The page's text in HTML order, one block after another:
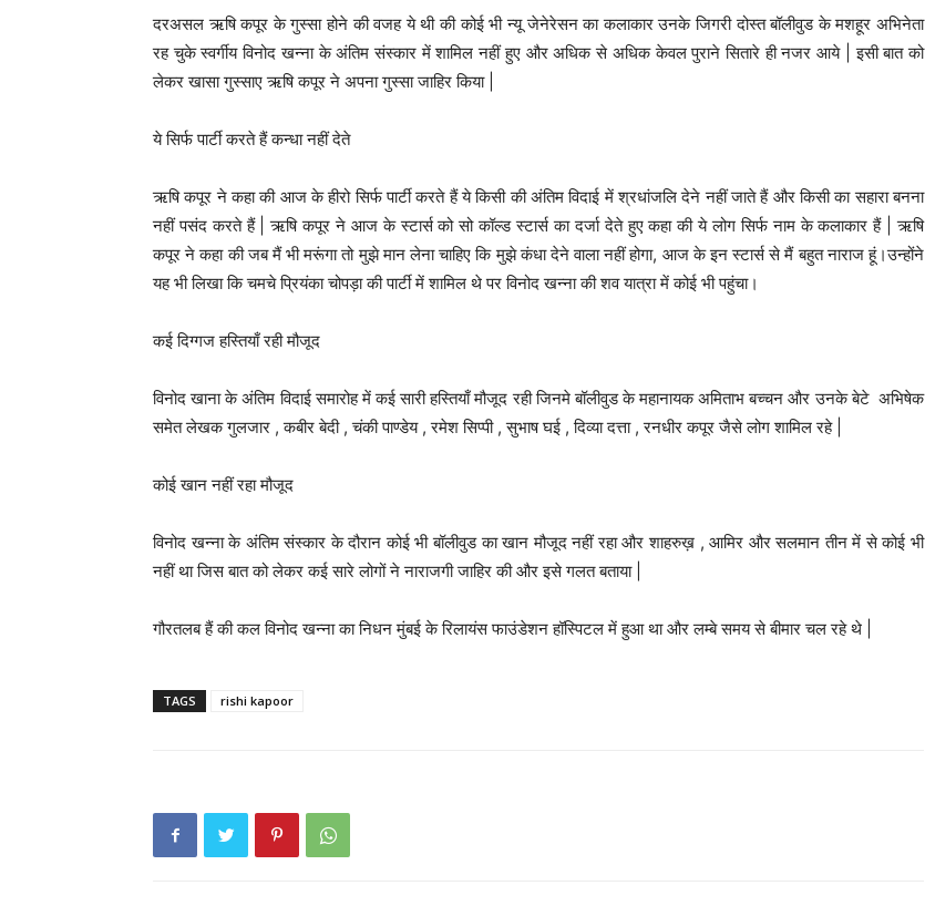
दरअसल ऋषि कपूर के गुस्सा होने की वजह ये थी की कोई भी न्यू जेनेरेसन का कलाकार उनके जिगरी दोस्त बॉलीवुड के मशहूर अभिनेता
रह चुके स्वर्गीय विनोद खन्ना के अंतिम संस्कार में शामिल नहीं हुए और अधिक से अधिक केवल पुराने सितारे ही नजर आये | इसी बात को
लेकर खासा गुस्साए ऋषि कपूर ने अपना गुस्सा जाहिर किया |
ये सिर्फ पार्टी करते हैं कन्धा नहीं देते
ऋषि कपूर ने कहा की आज के हीरो सिर्फ पार्टी करते हैं ये किसी की अंतिम विदाई में श्रधांजलि देने नहीं जाते हैं और किसी का सहारा बनना
नहीं पसंद करते हैं | ऋषि कपूर ने आज के स्टार्स को सो कॉल्ड स्टार्स का दर्जा देते हुए कहा की ये लोग सिर्फ नाम के कलाकार हैं | ऋषि
कपूर ने कहा की जब मैं भी मरूंगा तो मुझे मान लेना चाहिए कि मुझे कंधा देने वाला नहीं होगा, आज के इन स्टार्स से मैं बहुत नाराज हूं।उन्होंने
यह भी लिखा कि चमचे प्रियंका चोपड़ा की पार्टी में शामिल थे पर विनोद खन्ना की शव यात्रा में कोई भी पहुंचा।
कई दिग्गज हस्तियाँ रही मौजूद
विनोद खाना के अंतिम विदाई समारोह में कई सारी हस्तियाँ मौजूद रही जिनमे बॉलीवुड के महानायक अमिताभ बच्चन और उनके बेटे अभिषेक
समेत लेखक गुलजार , कबीर बेदी , चंकी पाण्डेय , रमेश सिप्पी , सुभाष घई , दिव्या दत्ता , रनधीर कपूर जैसे लोग शामिल रहे |
कोई खान नहीं रहा मौजूद
विनोद खन्ना के अंतिम संस्कार के दौरान कोई भी बॉलीवुड का खान मौजूद नहीं रहा और शाहरुख़ , आमिर और सलमान तीन में से कोई भी
नहीं था जिस बात को लेकर कई सारे लोगों ने नाराजगी जाहिर की और इसे गलत बताया |
गौरतलब हैं की कल विनोद खन्ना का निधन मुंबई के रिलायंस फाउंडेशन हॉस्पिटल में हुआ था और लम्बे समय से बीमार चल रहे थे |
TAGS rishi kapoor